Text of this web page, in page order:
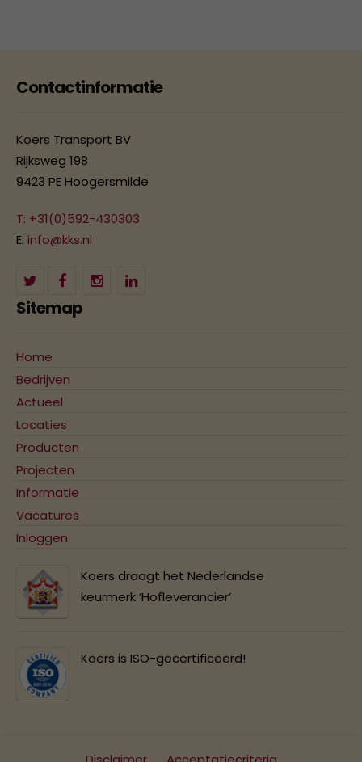
Contactinformatie
Koers Transport BV
Rijksweg 198
9423 PE Hoogersmilde
T: +31(0)592-430303
E: info@kks.nl
Sitemap
Home
Bedrijven
Actueel
Locaties
Producten
Projecten
Informatie
Vacatures
Inloggen
Koers draagt het Nederlandse
keurmerk ‘Hofleverancier’
Koers is ISO-gecertificeerd!